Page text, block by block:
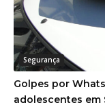
Segurança
Golpes por
adolescentes em